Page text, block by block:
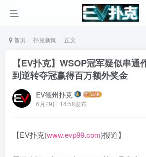
首页 扑克新闻 正文
【EV扑克】WSOP冠军疑似串通
到逆转夺冠赢得百万额外奖金
EV德州扑克
6月29日 14:58发布
【EV扑克(www.evp99.com)报道】